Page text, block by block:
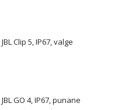
Clip 5, IP67, valge
GO 4, IP67, punane